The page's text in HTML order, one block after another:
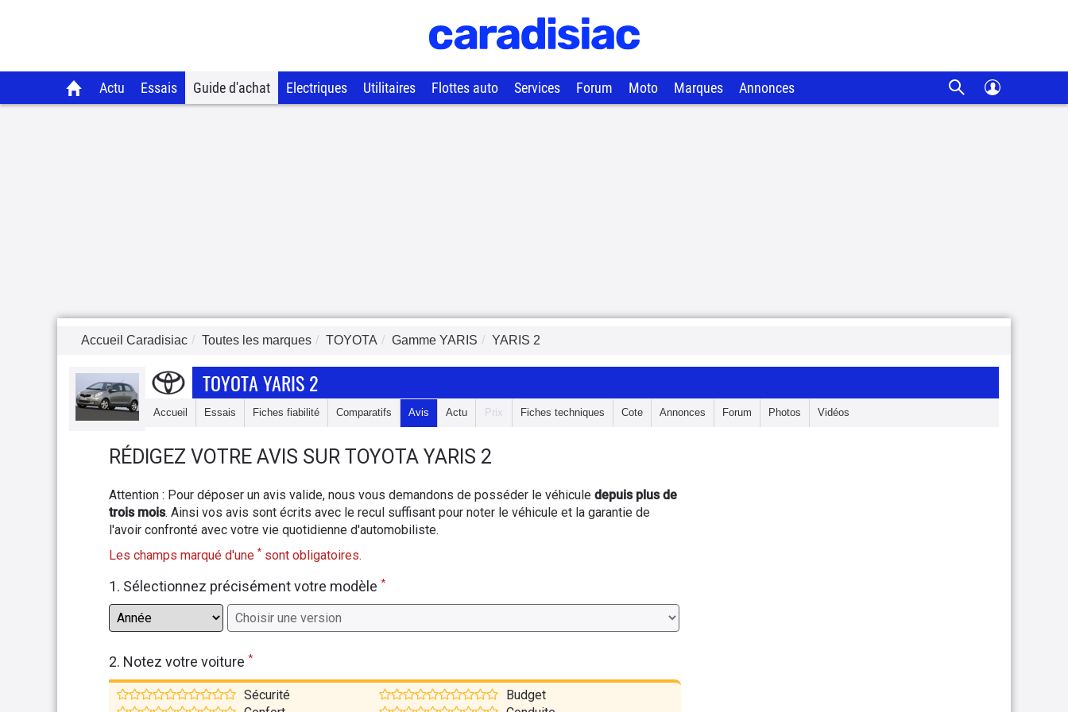
Actu Essais Guide d'achat Electriques Utilitaires Flottes auto Services Forum Moto Marques Annonces
Accueil Caradisiac Toutes les marques TOYOTA Gamme YARIS YARIS 2
TOYOTA YARIS 2
Accueil Essais Fiches fiabilité Comparatifs Avis Actu Prix Fiches techniques Cote Annonces Forum Photos Vidéos
RÉDIGEZ VOTRE AVIS SUR TOYOTA YARIS 2
Attention : Pour déposer un avis valide, nous vous demandons de posséder le véhicule depuis plus de
trois mois. Ainsi vos avis sont écrits avec le recul suffisant pour noter le véhicule et la garantie de
l'avoir confronté avec votre vie quotidienne d'automobiliste.
Les champs marqué d'une * sont obligatoires.
1. Sélectionnez précisément votre modèle *
2. Notez votre voiture *
Sécurité
Budget